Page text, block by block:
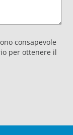
consapevole
per ottenere il